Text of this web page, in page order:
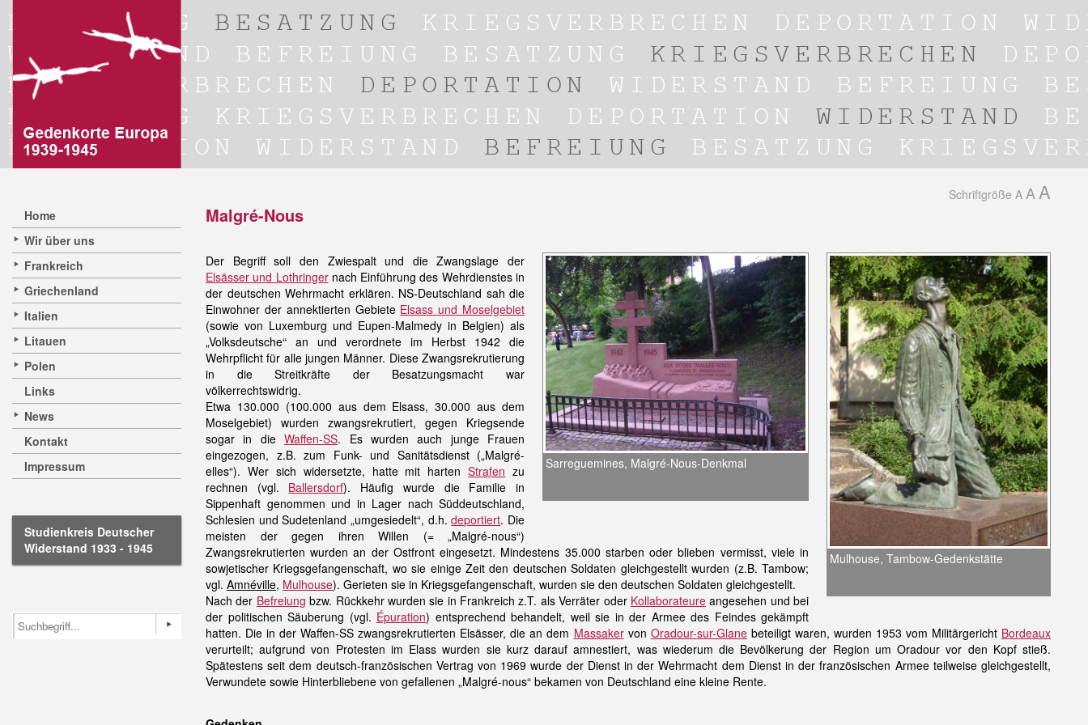
Home
Wir über uns
Frankreich
Griechenland
Italien
Litauen
Polen
Links
News
Kontakt
Impressum
Studienkreis Deutscher
Widerstand 1933 - 1945
Schriftgröße A A A
Malgré-Nous
Mulhouse, Tambow-Gedenkstätte
Sarreguemines, Malgré-Nous-Denkmal
Der Begriff soll den Zwiespalt und die Zwangslage der
Elsässer und Lothringernach Einführung des Wehrdienstes in
der deutschen Wehrmacht erklären. NS-Deutschland sah die
Einwohner der annektierten Gebiete Elsass und Moselgebiet
(sowie von Luxemburg und Eupen-Malmedy in Belgien) als
„Volksdeutsche“ an und verordnete im Herbst 1942 die
Wehrpflicht für alle jungen Männer. Diese Zwangsrekrutierung
in die Streitkräfte der Besatzungsmacht war
völkerrechtswidrig.
Etwa 130.000 (100.000 aus dem Elsass, 30.000 aus dem
Moselgebiet) wurden zwangsrekrutiert, gegen Kriegsende
sogar in dieWaffen-SS. Es wurden auch junge Frauen
eingezogen, z.B. zum Funk- und Sanitätsdienst („Malgré-
elles“). Wer sich widersetzte, hatte mit hartenStrafen zu
rechnen (vgl. Ballersdorf). Häufig wurde die Familie in
Sippenhaft genommen und in Lager nach Süddeutschland,
Schlesien und Sudetenland „umgesiedelt“, d.h.deportiert. Die
meisten der gegen ihren Willen (= „Malgré-nous“)
Zwangsrekrutierten wurden an der Ostfront eingesetzt. Mindestens 35.000 starben oder blieben vermisst, viele in
sowjetischer Kriegsgefangenschaft, wo sie einige Zeit den deutschen Soldaten gleichgestellt wurden (z.B. Tambow;
vgl. Amnéville, Mulhouse). Gerieten sie in Kriegsgefangenschaft, wurden sie den deutschen Soldaten gleichgestellt.
Nach der Befreiung bzw. Rückkehr wurden sie in Frankreich z.T. als Verräter oder Kollaborateureangesehen und bei
der politischen Säuberung (vgl. Épuration) entsprechend behandelt, weil sie in der Armee des Feindes gekämpft
hatten. Die in der Waffen-SS zwangsrekrutierten Elsässer, die an dem Massakervon Oradour-sur-Glanebeteiligt waren, wurden 1953 vom Militärgericht Bordeaux
verurteilt; aufgrund von Protesten im Elass wurden sie kurz darauf amnestiert, was wiederum die Bevölkerung der Region um Oradour vor den Kopf stieß.
Spätestens seit dem deutsch-französischen Vertrag von 1969 wurde der Dienst in der Wehrmacht dem Dienst in der französischen Armee teilweise gleichgestellt,
Verwundete sowie Hinterbliebene von gefallenen „Malgré-nous“ bekamen von Deutschland eine kleine Rente.